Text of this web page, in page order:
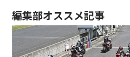
編集部オススメ記事